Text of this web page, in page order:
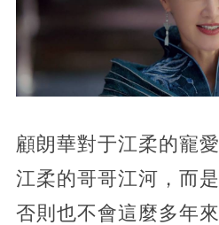
顧朗華對于江柔的寵
江柔的哥哥江河，而
否則也不會這麼多年